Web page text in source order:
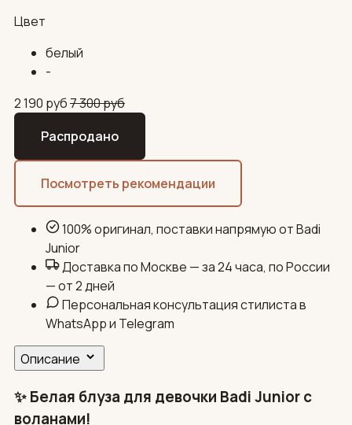
Цвет
белый
-
2 190 руб7 300руб
Распродано
Посмотреть рекомендации
100% оригинал, поставки напрямую от Badi
Junior
Доставка по Москве — за 24 часа, по России
— от 2 дней
Персональная консультация стилиста в
WhatsApp и Telegram
Описание
✨ Белая блуза для девочки Badi Junior с
воланами!